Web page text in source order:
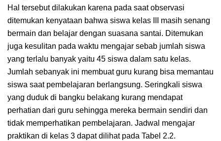
Hal tersebut dilakukan karena pada saat observasi
ditemukan kenyataan bahwa siswa kelas III masih senang
bermain dan belajar dengan suasana santai. Ditemukan
juga kesulitan pada waktu mengajar sebab jumlah siswa
yang terlalu banyak yaitu 45 siswa dalam satu kelas.
Jumlah sebanyak ini membuat guru kurang bisa memantau
siswa saat pembelajaran berlangsung. Seringkali siswa
yang duduk di bangku belakang kurang mendapat
perhatian dari guru sehingga mereka bermain sendiri dan
tidak memperhatikan pembelajaran. Jadwal mengajar
praktikan di kelas 3 dapat dilihat pada Tabel 2.2.